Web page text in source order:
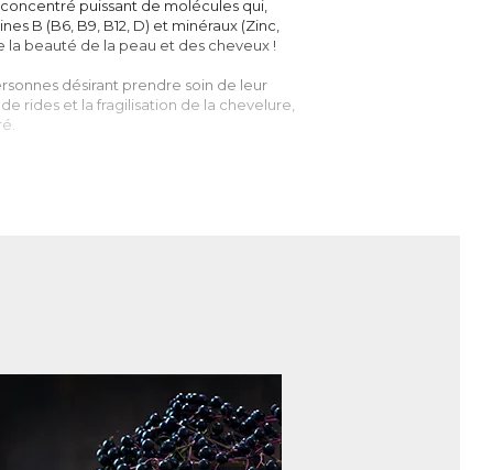
puissant de molécules qui,
B (B6, B9, B12, D) et minéraux (Zinc,
la beauté de la peau et des cheveux !
désirant prendre soin de leur
rides et la fragilisation de la chevelure,
plusieurs centaines d’études
les uns que les autres. Bêta-glucanes
aromatiques), phytostérols
de lui un super champignon consommé